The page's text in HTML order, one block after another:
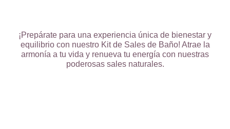
¡Prepárate para una experiencia única de bienestar y
equilibrio con nuestro Kit de Sales de Baño! Atrae la
armonía a tu vida y renueva tu energía con nuestras
poderosas sales naturales.